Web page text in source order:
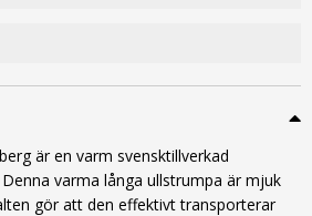
är en varm svensktillverkad
varma långa ullstrumpa är mjuk
gör att den effektivt transporterar